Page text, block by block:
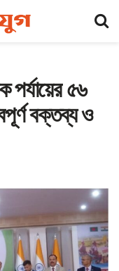
পর্যায়ের ৫৬
বক্তব্য ও